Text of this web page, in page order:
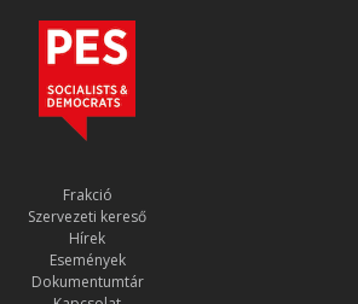
Frakció
Szervezeti kereső
Hírek
Események
Dokumentumtár